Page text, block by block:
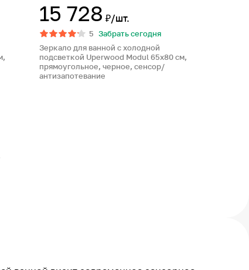
15 728 ₽/шт.
5 Забрать сегодня
Зеркало для ванной с холодной
подсветкой Uperwood Modul 65х80 см,
прямоугольное, черное, сенсор/
антизапотевание